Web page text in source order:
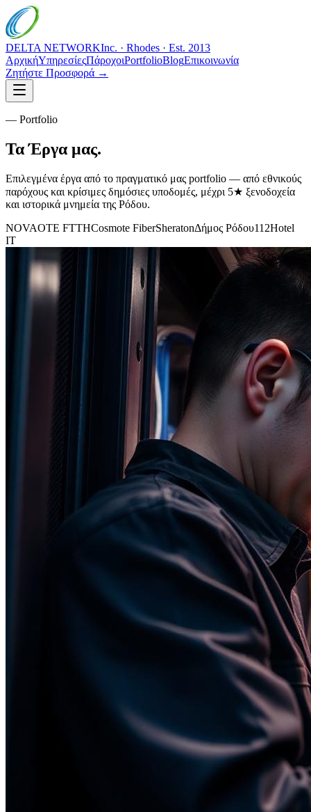
DELTA NETWORKInc. · Rhodes · Est. 2013
ΑρχικήΥπηρεσίεςΠάροχοιPortfolioBlogΕπικοινωνία
Ζητήστε Προσφορά →
— Portfolio
ΤαΈργαμας.
Επιλεγμένα έργα από το πραγματικό μας portfolio — από εθνικούς
παρόχους και κρίσιμες δημόσιες υποδομές, μέχρι 5★ ξενοδοχεία
και ιστορικά μνημεία της Ρόδου.
NOVAOTE FTTHCosmote FiberSheratonΔήμος Ρόδου112Hotel
IT